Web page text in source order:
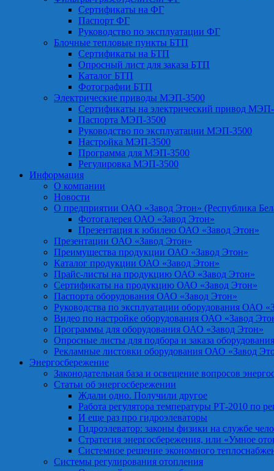
Сертификаты на ФГ
Паспорт ФГ
Руководство по эксплуатации ФГ
Блочные тепловые пункты БТП
Сертификаты на БТП
Опросный лист для заказа БТП
Каталог БТП
Фотографии БТП
Электрические приводы МЭП-3500
Сертификаты на электрический привод
Паспорта МЭП-3500
Руководство по эксплуатации МЭП-3500
Настройка МЭП-3500
Программа для МЭП-3500
Регулировка МЭП-3500
Информация
О компании
Новости
О предприятии ОАО «Завод Этон» (Республика
Фотогалерея ОАО «Завод Этон»
Презентация к юбилею ОАО «Завод Этон»
Презентации ОАО «Завод Этон»
Преимущества продукции ОАО «Завод Этон»
Каталог продукции ОАО «Завод Этон»
Прайс-листы на продукцию ОАО «Завод Этон»
Сертификаты на продукцию ОАО «Завод Этон»
Паспорта оборудования ОАО «Завод Этон»
Руководства по эксплуатации оборудования ОАО
Видео по настройке оборудования ОАО «Завод
Программы для оборудования ОАО «Завод Этон»
Опросные листы для подбора и заказа
Рекламные листовки оборудования ОАО «Завод
Энергосбережение
Законодательная база и освещение вопросов
Статьи об энергосбережении
Ждали одно. Получили другое
Работа регулятора температуры РТ-2010 по
И еще раз про гидроэлеваторы
Гидроэлеватор: законы физики на службе
Стратегия энергосбережения, или «Умное
Системное решение экономного
Системы регулирования отопления